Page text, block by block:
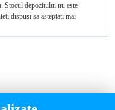
Stocul depozitului nu este
dispusi sa asteptati mai